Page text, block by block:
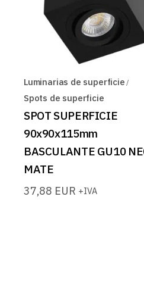
Luminarias de superficie
Spots de superficie
SPOT SUPERFICIE
90x90x115mm
BASCULANTE GU10
MATE
37,88 EUR +IVA